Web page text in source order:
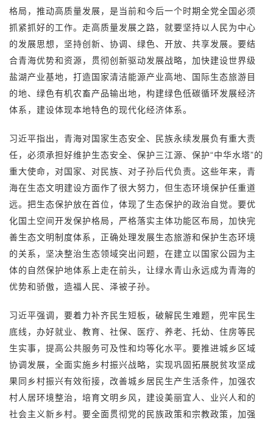
格局，推动高质量发展，是当前和今后一个时期全党全国必须
抓紧抓好的工作。走高质量发展之路，就要坚持以人民为中心
的发展思想，坚持创新、协调、绿色、开放、共享发展。要结
合青海优势和资源，贯彻创新驱动发展战略，加快建设世界级
盐湖产业基地，打造国家清洁能源产业高地、国际生态旅游目
的地、绿色有机农畜产品输出地，构建绿色低碳循环发展经济
体系，建设体现本地特色的现代化经济体系。
习近平指出，青海对国家生态安全、民族永续发展负有重大责
任，必须承担好维护生态安全、保护三江源、保护“中华水塔”的
重大使命，对国家、对民族、对子孙后代负责。这些年来，青
海在生态文明建设方面作了很大努力，但生态环境保护任重道
远。把生态保护放在首位，体现了生态保护的政治自觉。要优
化国土空间开发保护格局，严格落实主体功能区布局，加快完
善生态文明制度体系，正确处理发展生态旅游和保护生态环境
的关系，坚决整治生态领域突出问题，在建立以国家公园为主
体的自然保护地体系上走在前头，让绿水青山永远成为青海的
优势和骄傲，造福人民、泽被子孙。
习近平强调，要着力补齐民生短板，破解民生难题，兜牢民生
底线，办好就业、教育、社保、医疗、养老、托幼、住房等民
生实事，提高公共服务可及性和均等化水平。要推进城乡区域
协调发展，全面实施乡村振兴战略，实现巩固拓展脱贫攻坚成
果同乡村振兴有效衔接，改善城乡居民生产生活条件，加强农
村人居环境整治，培育文明乡风，建设美丽宜人、业兴人和的
社会主义新乡村。要全面贯彻党的民族政策和宗教政策，加强